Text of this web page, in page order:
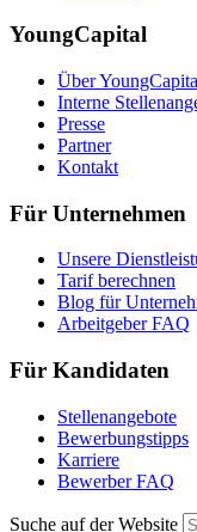
YoungCapital
Über
Interne
Presse
Partner
Kontakt
Für Unternehmen
Unsere
Tarif berechnen
Blog für
Arbeitgeber FAQ
Für Kandidaten
Stellenangebote
Bewerbungstipps
Karriere
Bewerber FAQ
Suche auf der Website